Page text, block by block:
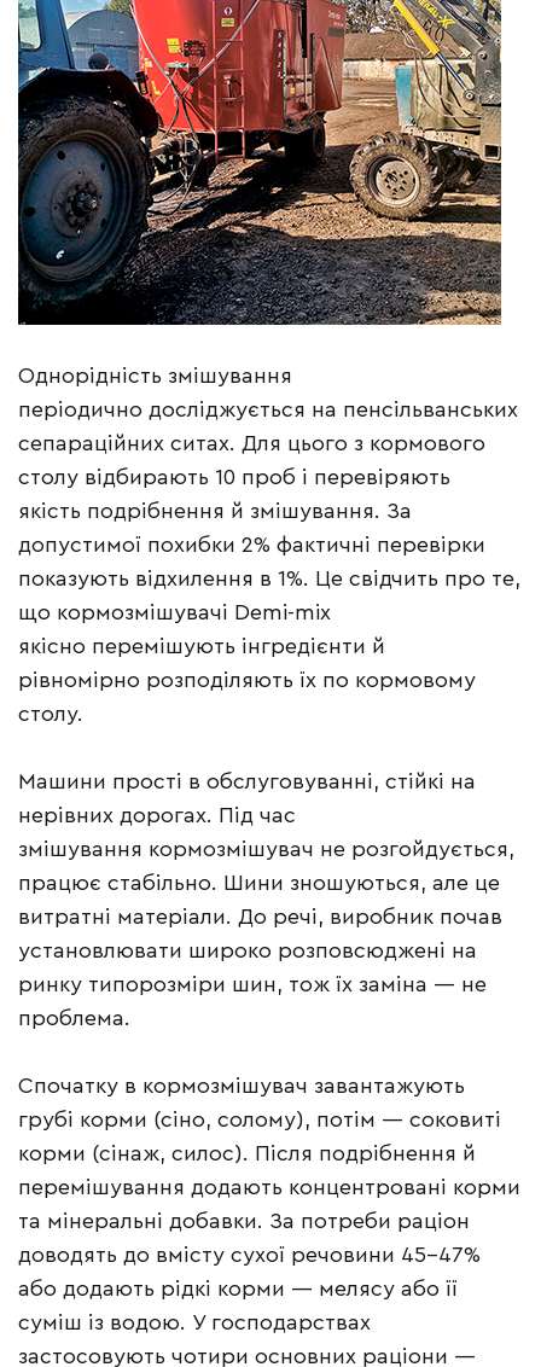
Однорідність змішування
періодично досліджується на пенсільванських
сепараційних ситах. Для цього з кормового
столу відбирають 10 проб і перевіряють
якість подрібнення й змішування. За
допустимої похибки 2% фактичні перевірки
показують відхилення в 1%. Це свідчить про те,
що кормозмішувачі Demi-mix
якісно перемішують інгредієнти й
рівномірно розподіляють їх по кормовому
столу.
Машини прості в обслуговуванні, стійкі на
нерівних дорогах. Під час
змішування кормозмішувач не розгойдується,
працює стабільно. Шини зношуються, але це
витратні матеріали. До речі, виробник почав
установлювати широко розповсюджені на
ринку типорозміри шин, тож їх заміна — не
проблема.
Спочатку в кормозмішувач завантажують
грубі корми (сіно, солому), потім — соковиті
корми (сінаж, силос). Після подрібнення й
перемішування додають концентровані корми
та мінеральні добавки. За потреби раціон
доводять до вмісту сухої речовини 45–47%
або додають рідкі корми — мелясу або її
суміш із водою. У господарствах
застосовують чотири основних раціони —